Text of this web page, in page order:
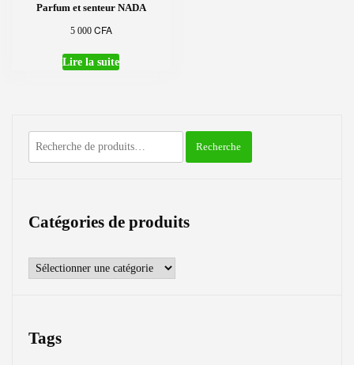
Parfum et senteur NADA
5 000 CFA
Lire la suite
Recherche
Catégories de produits
Tags